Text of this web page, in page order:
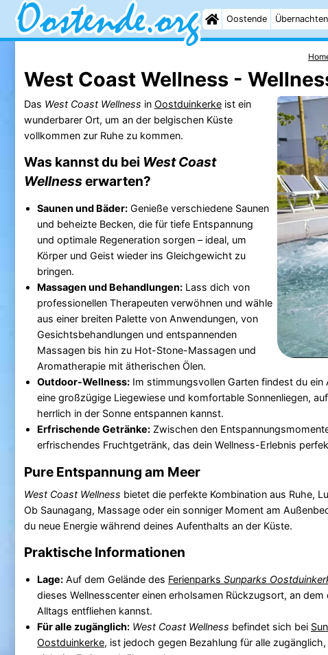
Oostende Übernachten
West Coast Wellness -
Das West Coast Wellness in Oostduinkerkeist ein
wunderbarer Ort, um an der belgischen Küste
vollkommen zur Ruhe zu kommen.
Was kannst du bei West Coast
Wellnesserwarten?
Saunen und Bäder:Genieße verschiedene Saunen
und beheizte Becken, die für tiefe Entspannung
und optimale Regeneration sorgen – ideal, um
Körper und Geist wieder ins Gleichgewicht zu
bringen.
Massagen und Behandlungen:Lass dich von
professionellen Therapeuten verwöhnen und wähle
aus einer breiten Palette von Anwendungen, von
Gesichtsbehandlungen und entspannenden
Massagen bis hin zu Hot-Stone-Massagen und
Aromatherapie mit ätherischen Ölen.
Outdoor-Wellness:Im stimmungsvollen Garten findest du ein
eine großzügige Liegewiese und komfortable Sonnenliegen,
herrlich in der Sonne entspannen kannst.
Erfrischende Getränke:Zwischen den
erfrischendes Fruchtgetränk, das dein Wellness-Erlebnis
Pure Entspannung am Meer
West Coast Wellness bietet die perfekte Kombination aus Ruhe,
Ob Saunagang, Massage oder ein sonniger Moment am
du neue Energie während deines Aufenthalts an der Küste.
Praktische Informationen
Lage:Auf dem Gelände des Ferienparks Sunparks
dieses Wellnesscenter einen erholsamen Rückzugsort, an
Alltags entfliehen kannst.
Für alle zugänglich: West Coast Wellness befindet sich bei
Oostduinkerke, ist jedoch gegen Bezahlung für alle